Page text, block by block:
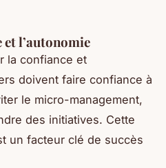
l’autonomie
la confiance et
doivent faire confiance à
le micro-management,
des initiatives. Cette
un facteur clé de succès